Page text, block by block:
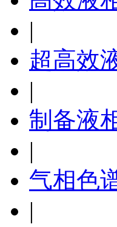
|
超高效
|
制备液
|
气相色
|